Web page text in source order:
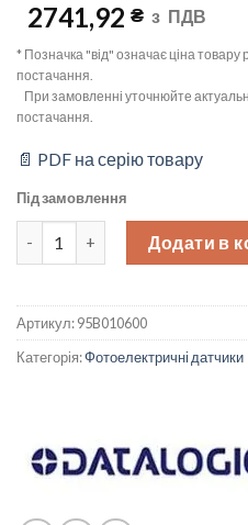
2741,92 ₴ з ПДВ
* Позначка "від" означає ціна
постачання.
При замовленні уточнюйте
постачання.
📄 PDF на серію товару
Під замовлення
Оптичний датчикДодати в
Артикул:95B010600
Категорія:Фотоелектричні датчики